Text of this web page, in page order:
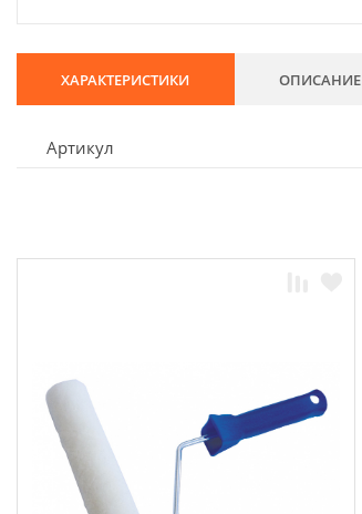
ХАРАКТЕРИСТИКИ ОПИСАНИЕ
Артикул